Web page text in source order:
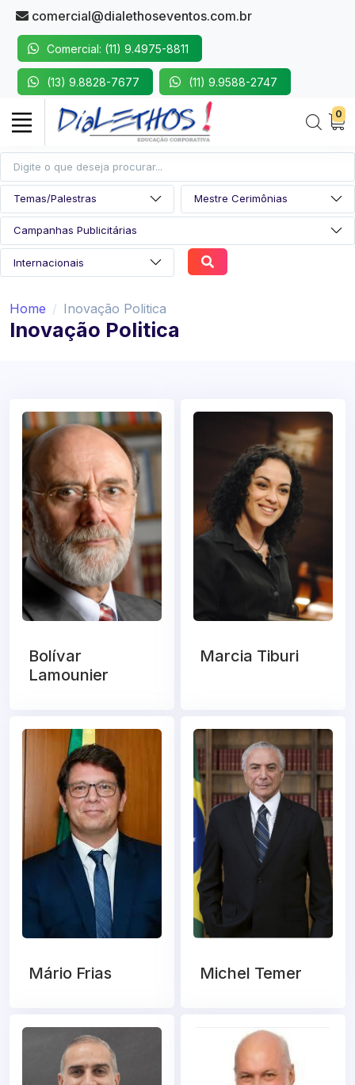
comercial@dialethoseventos.com.br
Comercial: (11) 9.4975-8811
(13) 9.8828-7677 (11) 9.9588-2747
0
Home Inovação Politica
Inovação Politica
Bolívar
Lamounier
Marcia Tiburi
Mário Frias Michel Temer